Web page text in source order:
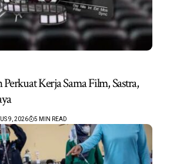
Kerja Sama Film, Sastra,
9, 2026 5 MIN READ